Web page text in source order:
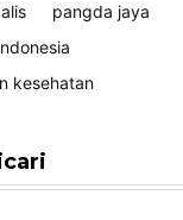
pangda jaya
kesehatan